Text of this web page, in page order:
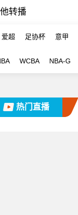
转播
爱超 足协杯 意甲
WCBA NBA-G
热门直播